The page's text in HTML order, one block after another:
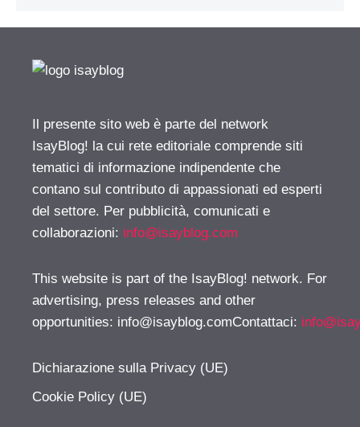
Il presente sito web è parte del network
IsayBlog! la cui rete editoriale comprende siti
tematici di informazione indipendente che
contano sul contributo di appassionati ed esperti
del settore. Per pubblicità, comunicati e
collaborazioni: info@isayblog.com
This website is part of the IsayBlog! network. For
advertising, press releases and other
opportunities: info@isayblog.comContattaci:
Dichiarazione sulla Privacy (UE)
Cookie Policy (UE)